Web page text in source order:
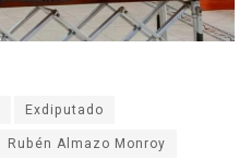
Exdiputado
Rubén Almazo Monroy